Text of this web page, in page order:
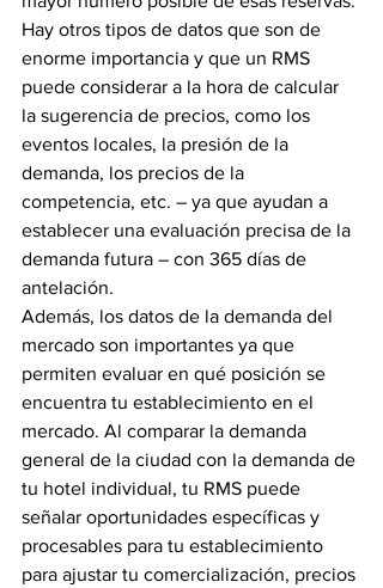
Hay otros tipos de datos que son de
enorme importancia y que un RMS
puede considerar a la hora de calcular
la sugerencia de precios, como los
eventos locales, la presión de la
demanda, los precios de la
competencia, etc. – ya que ayudan a
establecer una evaluación precisa de la
demanda futura – con 365 días de
antelación.
Además, los datos de la demanda del
mercado son importantes ya que
permiten evaluar en qué posición se
encuentra tu establecimiento en el
mercado. Al comparar la demanda
general de la ciudad con la demanda de
tu hotel individual, tu RMS puede
señalar oportunidades específicas y
procesables para tu establecimiento
para ajustar tu comercialización, precios